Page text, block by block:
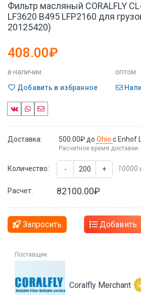
Фильтр масляный CORALFLY
LF3620 B495 LFP2160 для
20125420)
408.00₽
в наличии
оптом
Добавить в избранное
Доставка: 500.00₽ до Ohio с Enhof
Расчетное время доставки:
Количество: - + 10000
Расчет: 82100.00₽
Запросить Добавить
Поставщик
Coralfly Merchant